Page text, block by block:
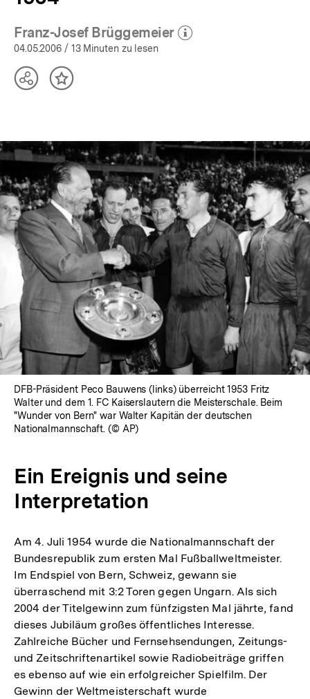
Franz-Josef Brüggemeier
(Mehr zum Autor)
04.05.2006 / 13 Minuten zu lesen
TeilenInhalt
DFB-Präsident Peco Bauwens (links) überreicht 1953 Fritz
Walter und dem 1. FC Kaiserslautern die Meisterschale. Beim
"Wunder von Bern" war Walter Kapitän der deutschen
Nationalmannschaft. (© AP)
Ein Ereignis und seine
Interpretation
Am 4. Juli 1954 wurde die Nationalmannschaft der
Bundesrepublik zum ersten Mal Fußballweltmeister.
Im Endspiel von Bern, Schweiz, gewann sie
überraschend mit 3:2 Toren gegen Ungarn. Als sich
2004 der Titelgewinn zum fünfzigsten Mal jährte, fand
dieses Jubiläum großes öffentliches Interesse.
Zahlreiche Bücher und Fernsehsendungen, Zeitungs-
und Zeitschriftenartikel sowie Radiobeiträge griffen
es ebenso auf wie ein erfolgreicher Spielfilm. Der
Gewinn der Weltmeisterschaft wurde